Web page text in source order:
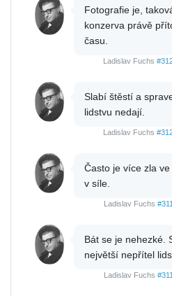
Fotografie je,
konzerva právě
času.
Ladislav Fuchs
Slabí štěstí a
lidstvu nedají.
Ladislav Fuchs
Často je více zla
v síle.
Ladislav Fuchs
Bát se je nehezké.
největší nepřítel
Ladislav Fuchs